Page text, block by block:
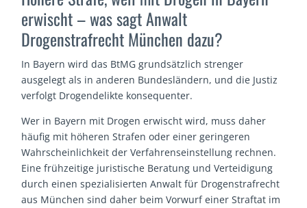
erwischt – was sagt Anwalt
Drogenstrafrecht München dazu?
In Bayern wird das BtMG grundsätzlich strenger
ausgelegt als in anderen Bundesländern, und die Justiz
verfolgt Drogendelikte konsequenter.
Wer in Bayern mit Drogen erwischt wird, muss daher
häufig mit höheren Strafen oder einer geringeren
Wahrscheinlichkeit der Verfahrenseinstellung rechnen.
Eine frühzeitige juristische Beratung und Verteidigung
durch einen spezialisierten Anwalt für Drogenstrafrecht
aus München sind daher beim Vorwurf einer Straftat im